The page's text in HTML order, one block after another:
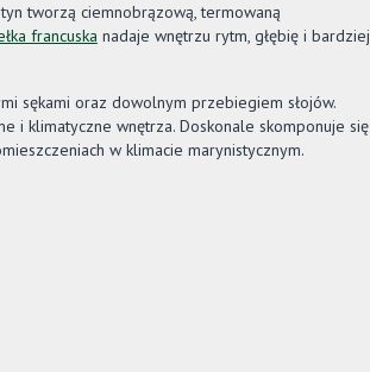
tworzą ciemnobrązową, termowaną
francuska nadaje wnętrzu rytm, głębię i bardziej
sękami oraz dowolnym przebiegiem słojów.
i klimatyczne wnętrza. Doskonale skomponuje się
w klimacie marynistycznym.